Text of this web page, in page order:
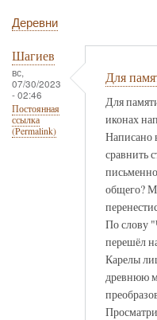
Деревни
Шагиев
вс,
07/30/2023
- 02:46
Постоянная
ссылка
(Permalink)
Для
Для
иконах
Написано
сравнить
общего?
По слову
перешёл
Карелы
древнюю